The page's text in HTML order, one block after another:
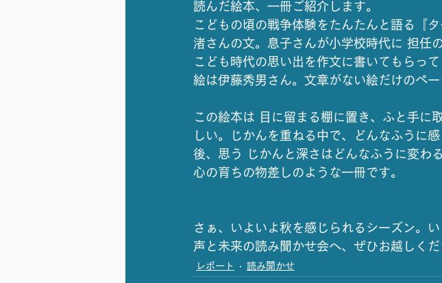
読んだ絵本、一冊ご紹介します。
こどもの頃の戦争体験をたんたんと語る『
渚さんの文。息子さんが小学校時代に 担任
こども時代の思い出を作文に書いてもらっ
絵は伊藤秀男さん。文章がない絵だけのペー
この絵本は 目に留まる棚に置き、ふと手に
しい。じかんを重ねる中で、どんなふうに
後、思う じかんと深さはどんなふうに変わ
心の育ちの物差しのような一冊です。
さぁ、いよいよ秋を感じられるシーズン。
声と未来の読み聞かせ会へ、ぜひお越しくだ
レポート 読み聞かせ